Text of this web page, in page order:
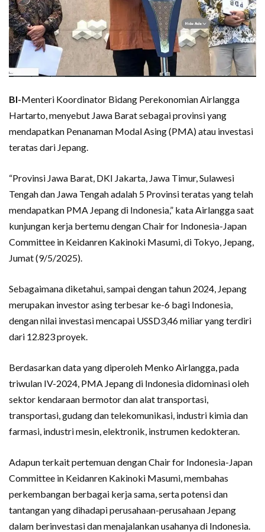
BI-Menteri Koordinator Bidang Perekonomian Airlangga
Hartarto, menyebut Jawa Barat sebagai provinsi yang
mendapatkan Penanaman Modal Asing (PMA) atau investasi
teratas dari Jepang.
“Provinsi Jawa Barat, DKI Jakarta, Jawa Timur, Sulawesi
Tengah dan Jawa Tengah adalah 5 Provinsi teratas yang telah
mendapatkan PMA Jepang di Indonesia,” kata Airlangga saat
kunjungan kerja bertemu dengan Chair for Indonesia-Japan
Committee in Keidanren Kakinoki Masumi, di Tokyo, Jepang,
Jumat (9/5/2025).
Sebagaimana diketahui, sampai dengan tahun 2024, Jepang
merupakan investor asing terbesar ke-6 bagi Indonesia,
dengan nilai investasi mencapai USSD3,46 miliar yang terdiri
dari 12.823 proyek.
Berdasarkan data yang diperoleh Menko Airlangga, pada
triwulan IV-2024, PMA Jepang di Indonesia didominasi oleh
sektor kendaraan bermotor dan alat transportasi,
transportasi, gudang dan telekomunikasi, industri kimia dan
farmasi, industri mesin, elektronik, instrumen kedokteran.
Adapun terkait pertemuan dengan Chair for Indonesia-Japan
Committee in Keidanren Kakinoki Masumi, membahas
perkembangan berbagai kerja sama, serta potensi dan
tantangan yang dihadapi perusahaan-perusahaan Jepang
dalam berinvestasi dan menajalankan usahanya di Indonesia.